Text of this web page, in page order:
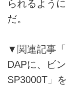
られるよう
だ。
▼関連記事
DAPに、ビ
SP3000T」